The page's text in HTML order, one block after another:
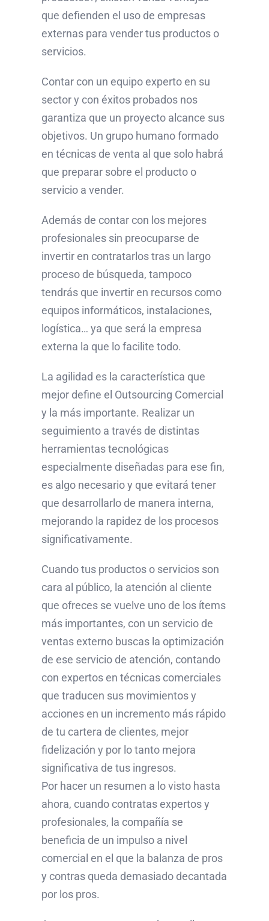
que defienden el uso de empresas
externas para vender tus productos o
servicios.
Contar con un equipo experto en su
sector y con éxitos probados nos
garantiza que un proyecto alcance sus
objetivos. Un grupo humano formado
en técnicas de venta al que solo habrá
que preparar sobre el producto o
servicio a vender.
Además de contar con los mejores
profesionales sin preocuparse de
invertir en contratarlos tras un largo
proceso de búsqueda, tampoco
tendrás que invertir en recursos como
equipos informáticos, instalaciones,
logística… ya que será la empresa
externa la que lo facilite todo.
La agilidad es la característica que
mejor define el Outsourcing Comercial
y la más importante. Realizar un
seguimiento a través de distintas
herramientas tecnológicas
especialmente diseñadas para ese fin,
es algo necesario y que evitará tener
que desarrollarlo de manera interna,
mejorando la rapidez de los procesos
significativamente.
Cuando tus productos o servicios son
cara al público, la atención al cliente
que ofreces se vuelve uno de los ítems
más importantes, con un servicio de
ventas externo buscas la optimización
de ese servicio de atención, contando
con expertos en técnicas comerciales
que traducen sus movimientos y
acciones en un incremento más rápido
de tu cartera de clientes, mejor
fidelización y por lo tanto mejora
significativa de tus ingresos.
Por hacer un resumen a lo visto hasta
ahora, cuando contratas expertos y
profesionales, la compañía se
beneficia de un impulso a nivel
comercial en el que la balanza de pros
y contras queda demasiado decantada
por los pros.